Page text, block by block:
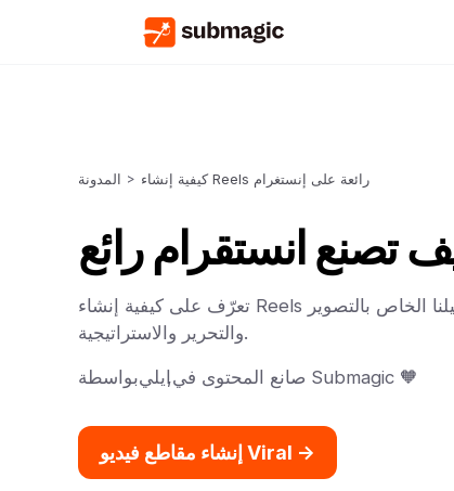
المدونة > كيفية إنشاء Reels رائعة على إنستغرام
تعرّف على كيفية إنشاء Reels رائعة على إنستغرام من خلال دليلنا الخاص بالتصوير
والتحرير والاستراتيجية.
بواسطةايلي, صانع المحتوى في Submagic 🧡
إنشاء مقاطع فيديو Viral ->